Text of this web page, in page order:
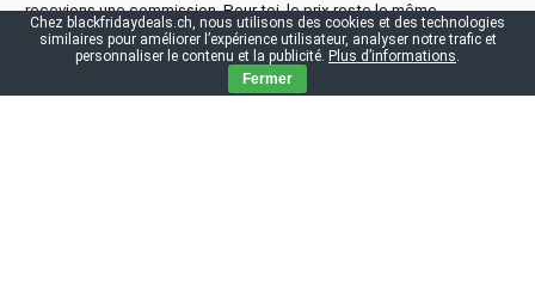
recevions une commission. Pour toi, le prix reste le même.
¹ Prix barré du commerçant
Chez blackfridaydeals.ch, nous utilisons des cookies et des technologies
similaires pour améliorer l’expérience utilisateur, analyser notre trafic et
personnaliser le contenu et la publicité. Plus d’informations.
Fermer